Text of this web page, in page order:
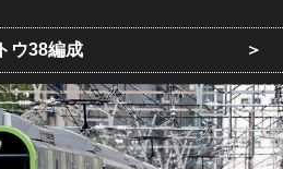
トウ38編成 ＞